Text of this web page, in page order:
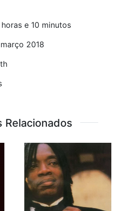
e 10 minutos
2018
Relacionados